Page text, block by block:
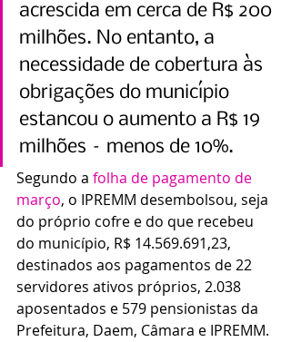
acrescida em cerca de R$ 200
milhões. No entanto, a
necessidade de cobertura às
obrigações do município
estancou o aumento a R$ 19
milhões – menos de 10%.
Segundo a folha de pagamento de
março, o IPREMM desembolsou, seja
do próprio cofre e do que recebeu
do município, R$ 14.569.691,23,
destinados aos pagamentos de 22
servidores ativos próprios, 2.038
aposentados e 579 pensionistas da
Prefeitura, Daem, Câmara e IPREMM.